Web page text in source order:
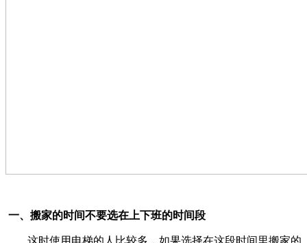
一、搬家的时间不要选在上下班的时间段
这时使用电梯的人比较多，如果选择在这段时间里搬家的